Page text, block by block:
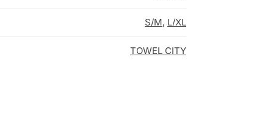
S/M, L/XL
TOWEL CITY